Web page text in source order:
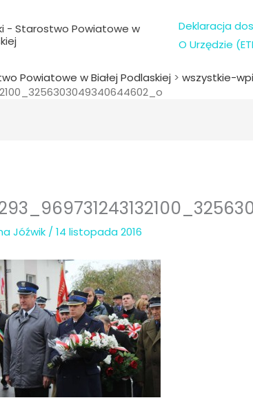
- Starostwo Powiatowe w
Deklaracja
O Urzędzie
Powiatowe w Białej Podlaskiej > wszystkie-
Jóźwik /14 listopada 2016